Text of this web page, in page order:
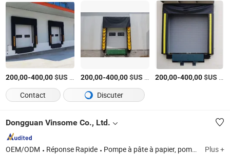
200,00-400,00$US 200,00-400,00$US/Jeu 200,00-400,00$US
Contact
Discuter
Dongguan Vinsome Co., Ltd.
OEM/ODM Réponse Rapide Pompe à pâte à papier, pompe chimique, pompe industrielle, pompe centrifuge, pièces de rechange pour pompe, moteur, pompes centrifuges à vis submersibles, pompes centrifuges à vis de refroidissement à huile, pompes centrifuges à vis horizontales, Andritz Plus +